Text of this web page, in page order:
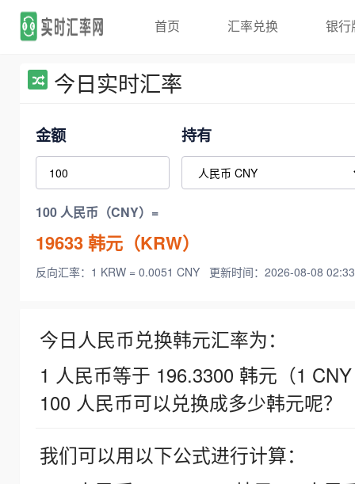
首页 汇率兑换 银行
今日实时汇率
金额 持有
100 人民币（CNY）=
19633韩元（KRW）
反向汇率：1 KRW = 0.0051 CNY 更新时间：2026-08-08
今日人民币兑换韩元汇率为：
1 人民币等于 196.3300 韩元（1
100 人民币可以兑换成多少韩元呢？
我们可以用以下公式进行计算：